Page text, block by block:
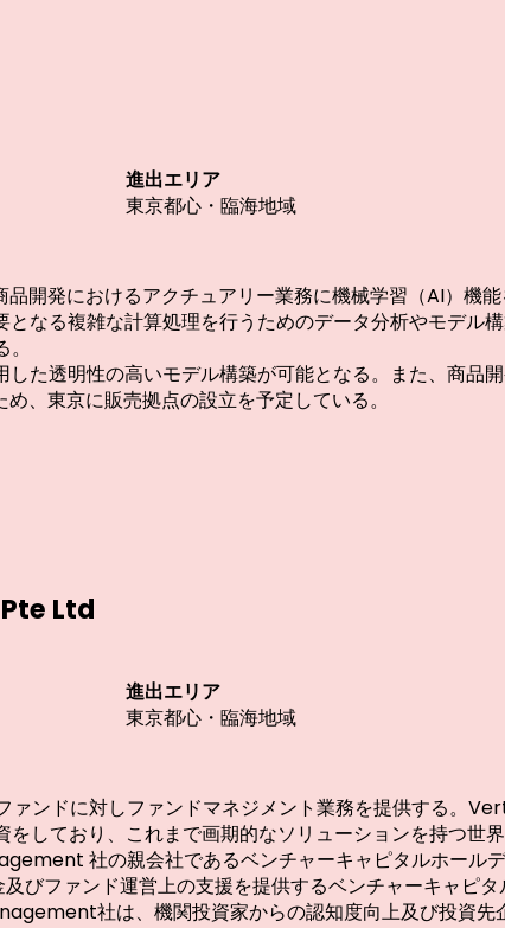
類
点
進出エリ
東京都心・臨海地域
開発におけるアクチュアリー業務に機械学習（AI）機
なる複雑な計算処理を⾏うためのデータ分析やモデル
た透明性の高いモデル構築が可能となる。また、商品
、東京に販売拠点の設立を予定している。
Ltd
類
点
進出エリア
東京都心・臨海地域
ドに対しファンドマネジメント業務を提供する。
しており、これまで画期的なソリューションを持つ世
社の親会社であるベンチャーキャピタルホール
ファンド運営上の支援を提供するベンチャーキャピタ
社は、機関投資家からの認知度向上及び投資先